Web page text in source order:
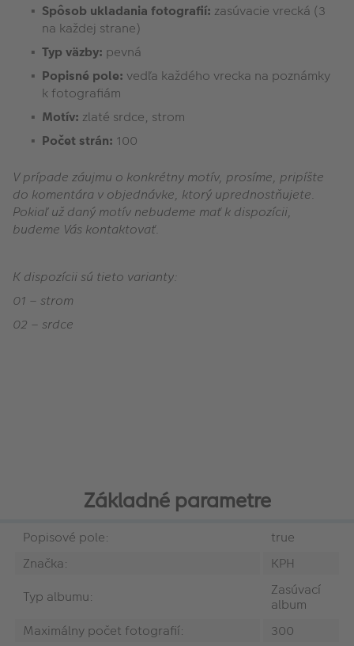
Spôsob ukladania fotografií: zasúvacie vrecká (3
na každej strane)
Typ väzby: pevná
Popisné pole: vedľa každého vrecka na poznámky
k fotografiám
Motív: zlaté srdce, strom
Počet strán: 100
V prípade záujmu o konkrétny motív, prosíme, pripíšte
do komentára v objednávke, ktorý uprednostňujete.
Pokiaľ už daný motív nebudeme mať k dispozícii,
budeme Vás kontaktovať.
K dispozícii sú tieto varianty:
01 – strom
02 – srdce
Základné parametre
Popisové pole:
true
Značka:
KPH
Typ albumu:
Zasúvací
album
Maximálny počet fotografií:
300